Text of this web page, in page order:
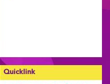
Quicklink